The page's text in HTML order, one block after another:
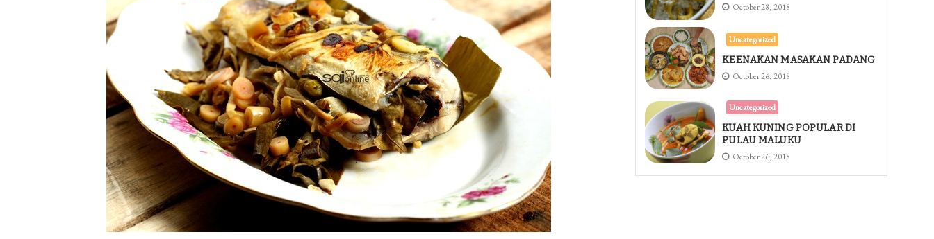
October 28, 2018
Uncategorized
KEENAKAN MASAKAN PADANG
October 26, 2018
Uncategorized
KUAH KUNING POPULAR DI
PULAU MALUKU
October 26, 2018